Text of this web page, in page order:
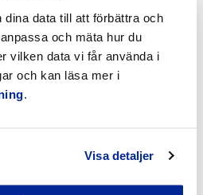
data till att förbättra och
och mäta hur du
vilken data vi får använda i
och kan läsa mer i
Visa detaljer